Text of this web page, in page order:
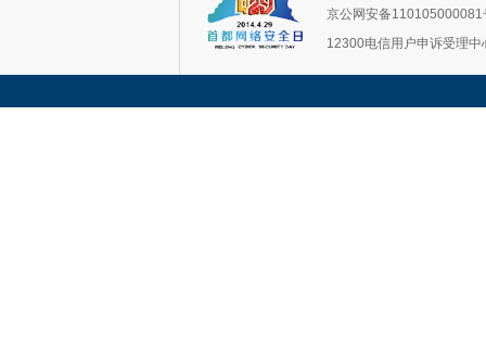
京公网安备110105000081
12300电信用户申诉受理中